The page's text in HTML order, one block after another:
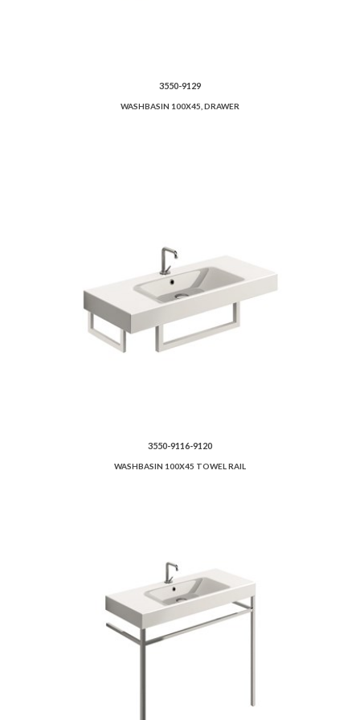
3550-9129
WASHBASIN 100X45, DRAWER
3550-9116-9120
WASHBASIN 100X45 TOWEL RAIL